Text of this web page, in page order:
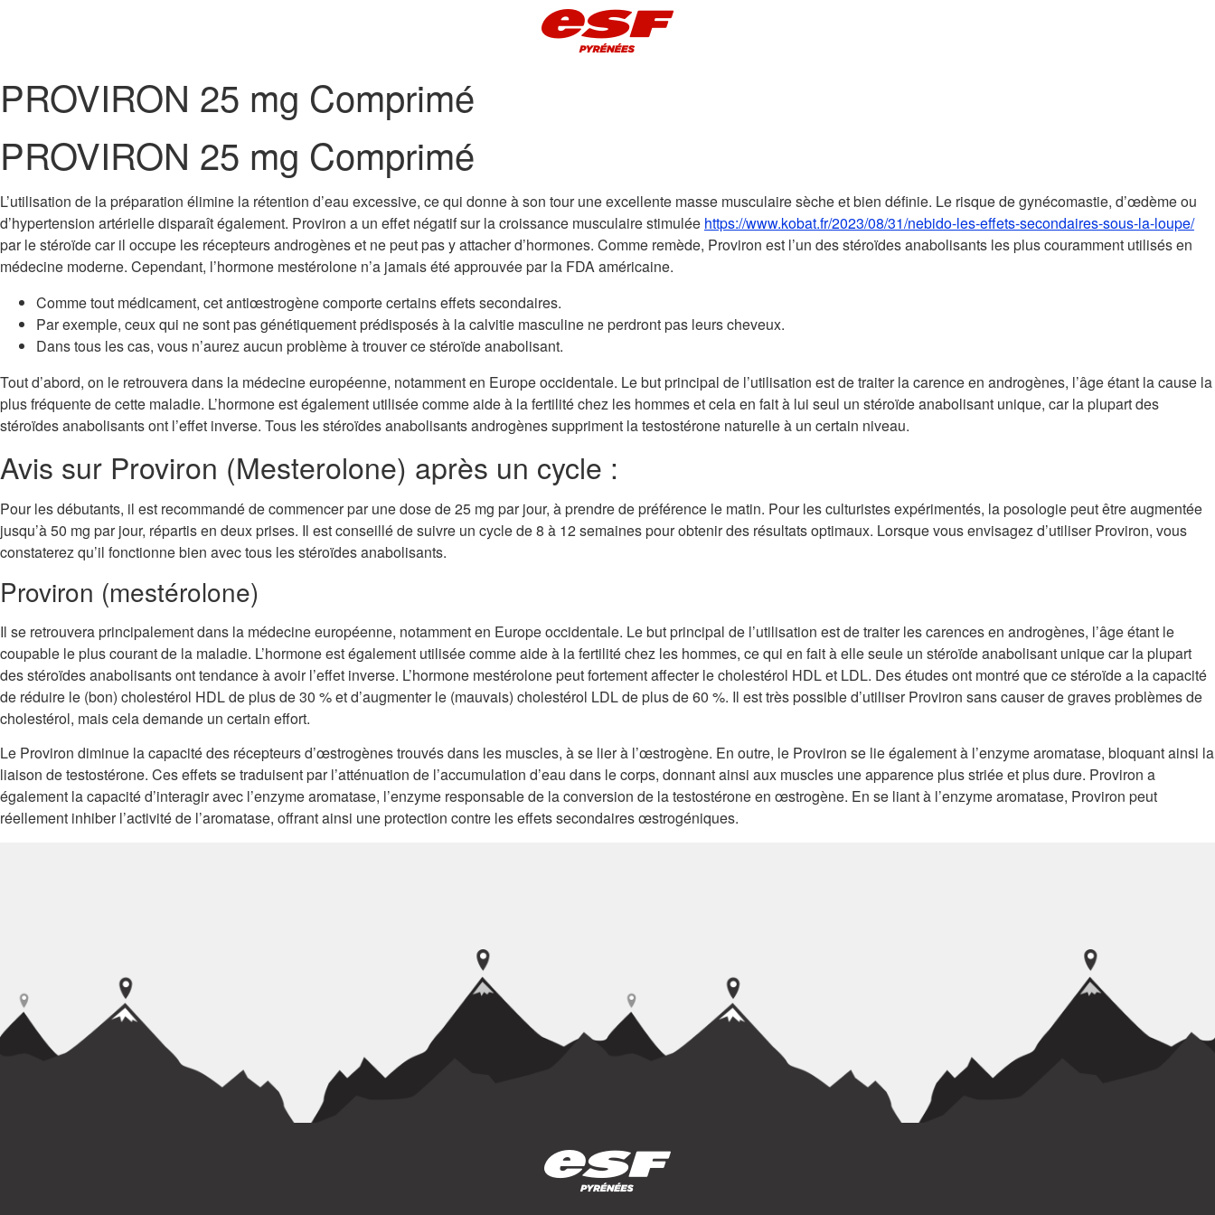
PROVIRON 25 mg Comprimé
PROVIRON 25 mg Comprimé
L’utilisation de la préparation élimine la rétention d’eau excessive, ce qui donne à son tour une excellente masse musculaire sèche et bien définie. Le risque de gynécomastie, d’œdème ou
d’hypertension artérielle disparaît également. Proviron a un effet négatif sur la croissance musculaire stimulée https://www.kobat.fr/2023/08/31/nebido-les-effets-secondaires-sous-la-loupe/
par le stéroïde car il occupe les récepteurs androgènes et ne peut pas y attacher d’hormones. Comme remède, Proviron est l’un des stéroïdes anabolisants les plus couramment utilisés en
médecine moderne. Cependant, l’hormone mestérolone n’a jamais été approuvée par la FDA américaine.
Comme tout médicament, cet antiœstrogène comporte certains effets secondaires.
Par exemple, ceux qui ne sont pas génétiquement prédisposés à la calvitie masculine ne perdront pas leurs cheveux.
Dans tous les cas, vous n’aurez aucun problème à trouver ce stéroïde anabolisant.
Tout d’abord, on le retrouvera dans la médecine européenne, notamment en Europe occidentale. Le but principal de l’utilisation est de traiter la carence en androgènes, l’âge étant la cause la
plus fréquente de cette maladie. L’hormone est également utilisée comme aide à la fertilité chez les hommes et cela en fait à lui seul un stéroïde anabolisant unique, car la plupart des
stéroïdes anabolisants ont l’effet inverse. Tous les stéroïdes anabolisants androgènes suppriment la testostérone naturelle à un certain niveau.
Avis sur Proviron (Mesterolone) après un cycle :
Pour les débutants, il est recommandé de commencer par une dose de 25 mg par jour, à prendre de préférence le matin. Pour les culturistes expérimentés, la posologie peut être augmentée
jusqu’à 50 mg par jour, répartis en deux prises. Il est conseillé de suivre un cycle de 8 à 12 semaines pour obtenir des résultats optimaux. Lorsque vous envisagez d’utiliser Proviron, vous
constaterez qu’il fonctionne bien avec tous les stéroïdes anabolisants.
Proviron (mestérolone)
Il se retrouvera principalement dans la médecine européenne, notamment en Europe occidentale. Le but principal de l’utilisation est de traiter les carences en androgènes, l’âge étant le
coupable le plus courant de la maladie. L’hormone est également utilisée comme aide à la fertilité chez les hommes, ce qui en fait à elle seule un stéroïde anabolisant unique car la plupart
des stéroïdes anabolisants ont tendance à avoir l’effet inverse. L’hormone mestérolone peut fortement affecter le cholestérol HDL et LDL. Des études ont montré que ce stéroïde a la capacité
de réduire le (bon) cholestérol HDL de plus de 30 % et d’augmenter le (mauvais) cholestérol LDL de plus de 60 %. Il est très possible d’utiliser Proviron sans causer de graves problèmes de
cholestérol, mais cela demande un certain effort.
Le Proviron diminue la capacité des récepteurs d’œstrogènes trouvés dans les muscles, à se lier à l’œstrogène. En outre, le Proviron se lie également à l’enzyme aromatase, bloquant ainsi la
liaison de testostérone. Ces effets se traduisent par l’atténuation de l’accumulation d’eau dans le corps, donnant ainsi aux muscles une apparence plus striée et plus dure. Proviron a
également la capacité d’interagir avec l’enzyme aromatase, l’enzyme responsable de la conversion de la testostérone en œstrogène. En se liant à l’enzyme aromatase, Proviron peut
réellement inhiber l’activité de l’aromatase, offrant ainsi une protection contre les effets secondaires œstrogéniques.